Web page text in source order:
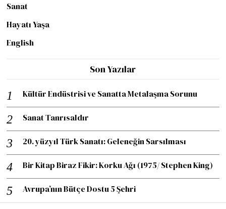
Sanat
Hayatı Yaşa
English
Son Yazılar
Kültür Endüstrisi ve Sanatta Metalaşma Sorunu
Sanat Tanrısaldır
20. yüzyıl Türk Sanatı: Geleneğin Sarsılması
Bir Kitap Biraz Fikir: Korku Ağı (1975/ Stephen King)
Avrupa’nın Bütçe Dostu 5 Şehri